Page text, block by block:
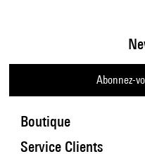
Boutique
Abonnez-
Service Clients